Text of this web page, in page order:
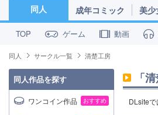
同人 成年コミック 美少
TOP ゲーム 動画
同人 サークル一覧 清楚工房
「
DLsite
同人作品を探す
ワンコイン作品 おすすめ